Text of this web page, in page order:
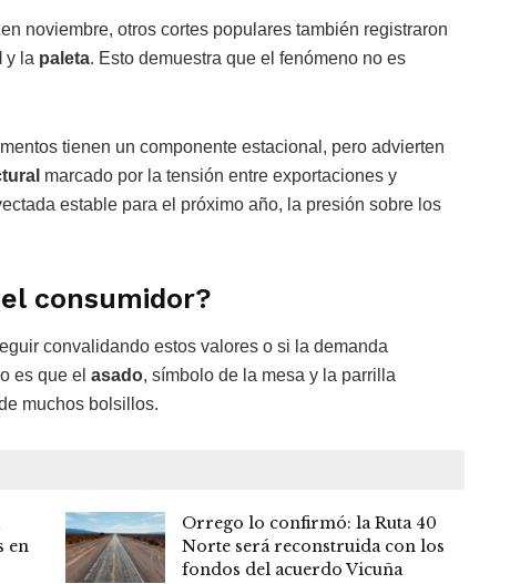
noviembre, otros cortes populares también registraron
y la paleta. Esto demuestra que el fenómeno no es
tienen un componente estacional, pero advierten
marcado por la tensión entre exportaciones y
estable para el próximo año, la presión sobre los
consumidor?
convalidando estos valores o si la demanda
es que el asado, símbolo de la mesa y la parrilla
muchos bolsillos.
en
Orrego lo confirmó: la Ruta 40
Norte será reconstruida con los
fondos del acuerdo Vicuña